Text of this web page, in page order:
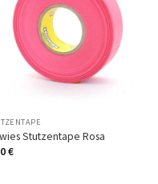
Auf
die
Wunschliste
Stutzentape Rosa
€